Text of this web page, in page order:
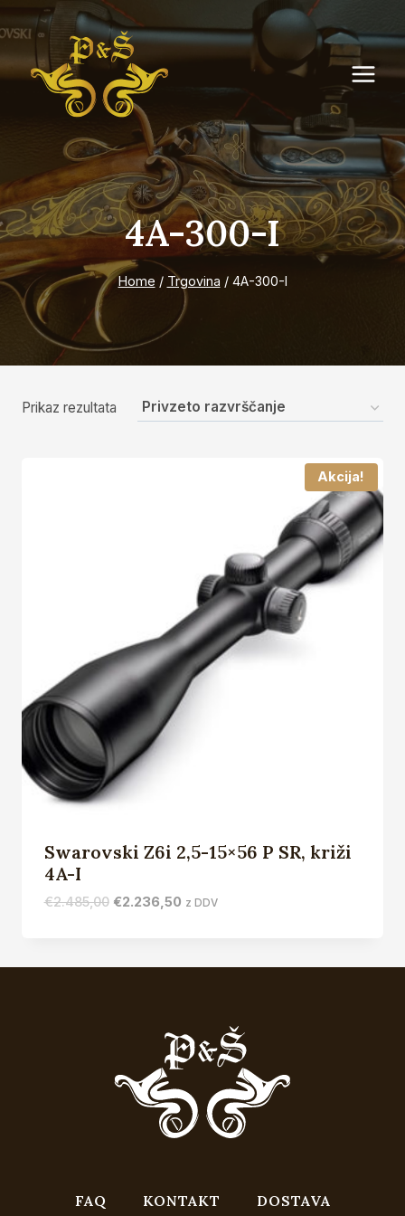
to
content
4A-300-I
Home / Trgovina / 4A-300-I
Prikaz rezultata
Akcija!
Swarovski Z6i 2,5-15×56 P SR, križi
4A-I
€2.485,00 Izvirna
bila:
€2.236,50Trenutna
€2.236,50.
z DDV
FAQ KONTAKT DOSTAVA